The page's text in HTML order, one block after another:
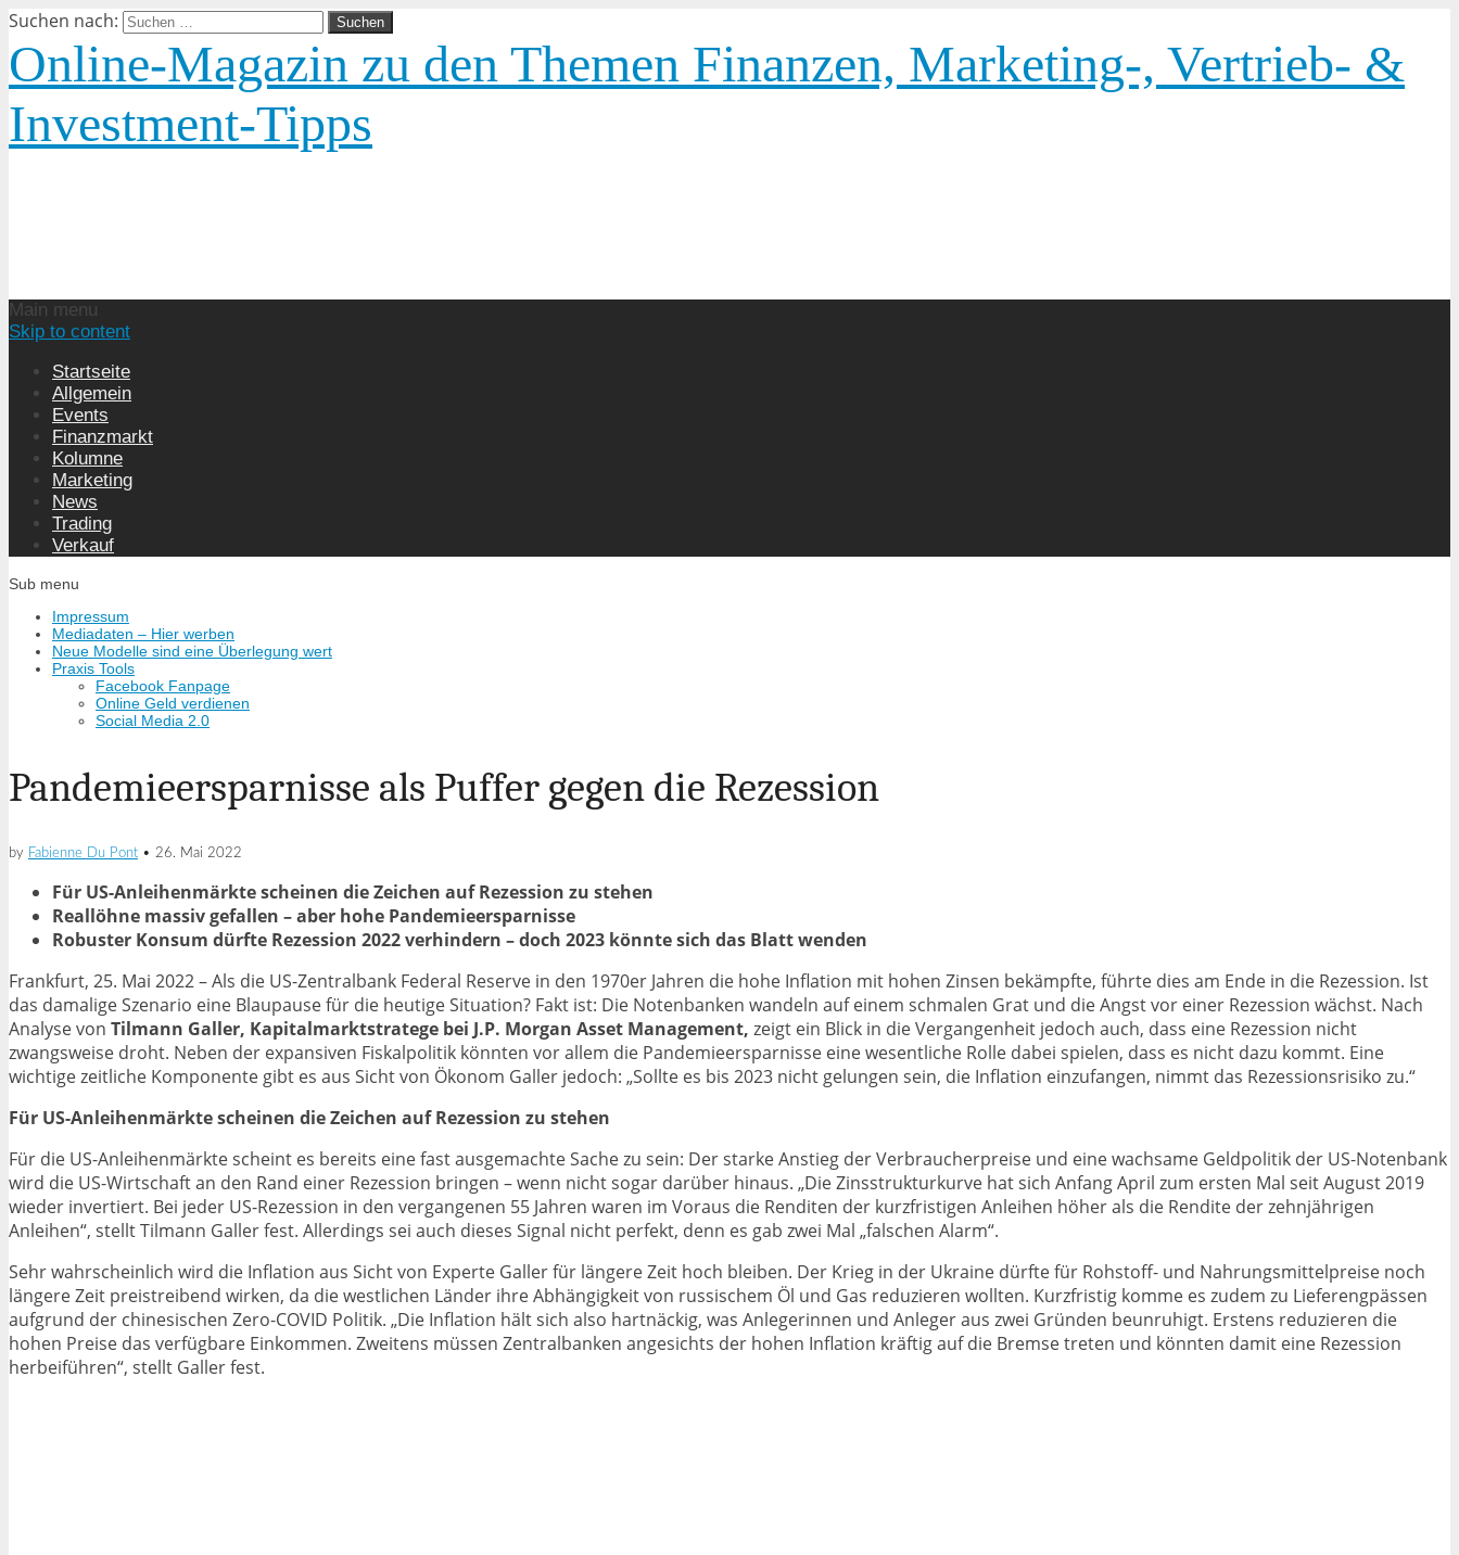
Suchen nach:
Online-Magazin zu den Themen Finanzen, Marketing-, Vertrieb- &
Investment-Tipps
Main menu
Skip to content
Startseite
Allgemein
Events
Finanzmarkt
Kolumne
Marketing
News
Trading
Verkauf
Sub menu
Impressum
Mediadaten – Hier werben
Neue Modelle sind eine Überlegung wert
Praxis Tools
Facebook Fanpage
Online Geld verdienen
Social Media 2.0
Pandemieersparnisse als Puffer gegen die Rezession
by Fabienne Du Pont • 26. Mai 2022
Für US-Anleihenmärkte scheinen die Zeichen auf Rezession zu stehen
Reallöhne massiv gefallen – aber hohe Pandemieersparnisse
Robuster Konsum dürfte Rezession 2022 verhindern – doch 2023 könnte sich das Blatt wenden
Frankfurt, 25. Mai 2022 – Als die US-Zentralbank Federal Reserve in den 1970er Jahren die hohe Inflation mit hohen Zinsen bekämpfte, führte dies am Ende in die Rezession. Ist
das damalige Szenario eine Blaupause für die heutige Situation? Fakt ist: Die Notenbanken wandeln auf einem schmalen Grat und die Angst vor einer Rezession wächst. Nach
Analyse von Tilmann Galler, Kapitalmarktstratege bei J.P. Morgan Asset Management, zeigt ein Blick in die Vergangenheit jedoch auch, dass eine Rezession nicht
zwangsweise droht. Neben der expansiven Fiskalpolitik könnten vor allem die Pandemieersparnisse eine wesentliche Rolle dabei spielen, dass es nicht dazu kommt. Eine
wichtige zeitliche Komponente gibt es aus Sicht von Ökonom Galler jedoch: „Sollte es bis 2023 nicht gelungen sein, die Inflation einzufangen, nimmt das Rezessionsrisiko zu.“
Für US-Anleihenmärkte scheinen die Zeichen auf Rezession zu stehen
Für die US-Anleihenmärkte scheint es bereits eine fast ausgemachte Sache zu sein: Der starke Anstieg der Verbraucherpreise und eine wachsame Geldpolitik der US-Notenbank
wird die US-Wirtschaft an den Rand einer Rezession bringen – wenn nicht sogar darüber hinaus. „Die Zinsstrukturkurve hat sich Anfang April zum ersten Mal seit August 2019
wieder invertiert. Bei jeder US-Rezession in den vergangenen 55 Jahren waren im Voraus die Renditen der kurzfristigen Anleihen höher als die Rendite der zehnjährigen
Anleihen“, stellt Tilmann Galler fest. Allerdings sei auch dieses Signal nicht perfekt, denn es gab zwei Mal „falschen Alarm“.
Sehr wahrscheinlich wird die Inflation aus Sicht von Experte Galler für längere Zeit hoch bleiben. Der Krieg in der Ukraine dürfte für Rohstoff- und Nahrungsmittelpreise noch
längere Zeit preistreibend wirken, da die westlichen Länder ihre Abhängigkeit von russischem Öl und Gas reduzieren wollten. Kurzfristig komme es zudem zu Lieferengpässen
aufgrund der chinesischen Zero-COVID Politik. „Die Inflation hält sich also hartnäckig, was Anlegerinnen und Anleger aus zwei Gründen beunruhigt. Erstens reduzieren die
hohen Preise das verfügbare Einkommen. Zweitens müssen Zentralbanken angesichts der hohen Inflation kräftig auf die Bremse treten und könnten damit eine Rezession
herbeiführen“, stellt Galler fest.